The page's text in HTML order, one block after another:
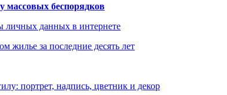
массовых беспорядков
личных данных в интернете
жилье за последние десять лет
портрет, надпись, цветник и декор